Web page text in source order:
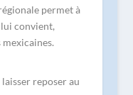
permet à
convient,
reposer au